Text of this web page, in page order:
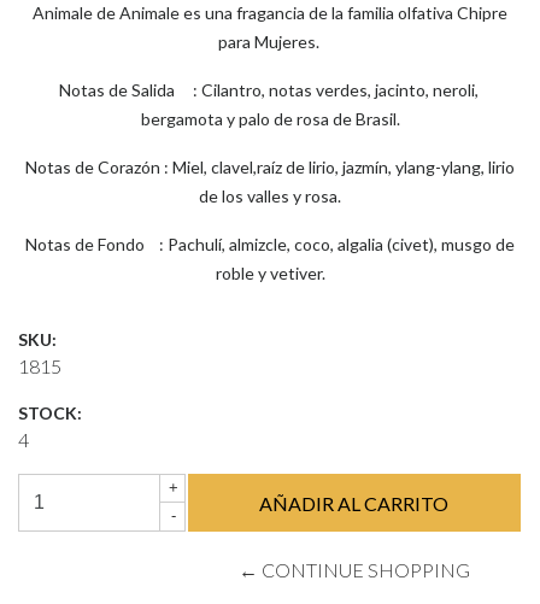
Animale de Animale es una fragancia de la familia olfativa Chipre
para Mujeres.
Notas de Salida : Cilantro, notas verdes, jacinto, neroli,
bergamota y palo de rosa de Brasil.
Notas de Corazón : Miel, clavel,raíz de lirio, jazmín, ylang-ylang, lirio
de los valles y rosa.
Notas de Fondo : Pachulí, almizcle, coco, algalia (civet), musgo de
roble y vetiver.
SKU:
1815
STOCK:
4
+
-
← CONTINUE SHOPPING